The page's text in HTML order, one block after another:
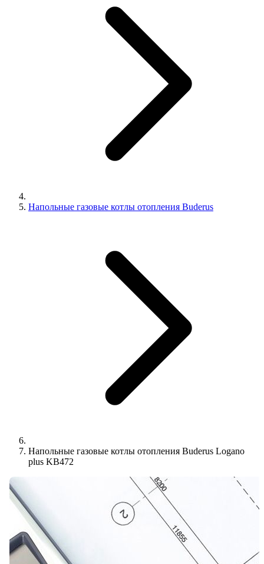
Напольные газовые котлы отопления Buderus
Напольные газовые котлы отопления Buderus Logano
plus KB472